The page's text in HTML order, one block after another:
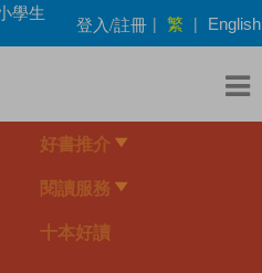
學生
登入/註冊 | 繁 | English
好書推介
閱讀服務
十本好讀